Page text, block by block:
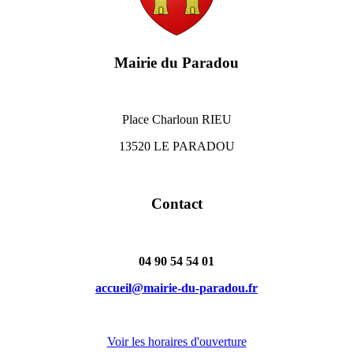
Mairie du Paradou
Place Charloun RIEU
13520 LE PARADOU
Contact
04 90 54 54 01
accueil@mairie-du-paradou.fr
Voir les horaires d'ouverture